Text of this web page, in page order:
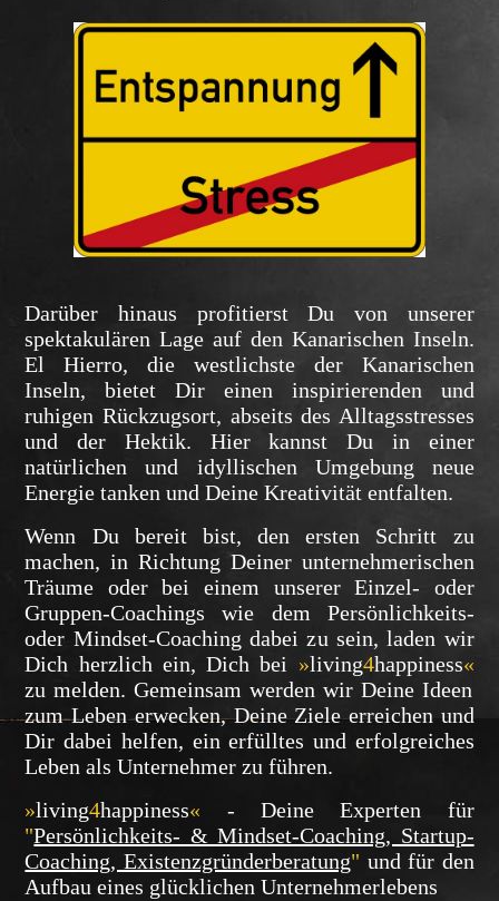
Darüber hinaus profitierst Du von unserer
spektakulären Lage auf den Kanarischen Inseln.
El Hierro, die westlichste der Kanarischen
Inseln, bietet Dir einen inspirierenden und
ruhigen Rückzugsort, abseits des Alltagsstresses
und der Hektik. Hier kannst Du in einer
natürlichen und idyllischen Umgebung neue
Energie tanken und Deine Kreativität entfalten.
Wenn Du bereit bist, den ersten Schritt zu
machen, in Richtung Deiner unternehmerischen
Träume oder bei einem unserer Einzel- oder
Gruppen-Coachings wie dem Persönlichkeits-
oder Mindset-Coaching dabei zu sein, laden wir
Dich herzlich ein, Dich bei »living4happiness«
zu melden. Gemeinsam werden wir Deine Ideen
zum Leben erwecken, Deine Ziele erreichen und
Dir dabei helfen, ein erfülltes und erfolgreiches
Leben als Unternehmer zu führen.
»living4happiness« - Deine Experten für
"Persönlichkeits- & Mindset-Coaching, Startup-
Coaching, Existenzgründerberatung" und für den
Aufbau eines glücklichen Unternehmerlebens